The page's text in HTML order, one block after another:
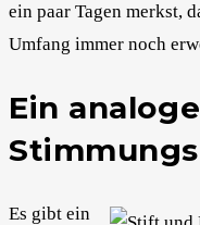
ein paar Tagen merkst,
Umfang immer noch
Ein
Es gibt ein